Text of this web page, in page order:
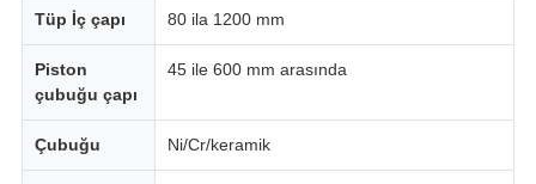
Tüp İç çapı 80 ila 1200 mm
Piston
çubuğu çapı
45 ile 600 mm arasında
Çubuğu Ni/Cr/keramik